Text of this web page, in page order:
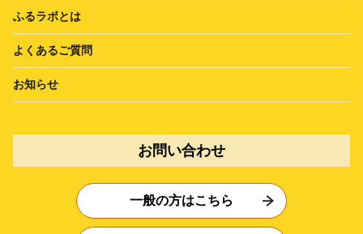
ふるラボとは
よくあるご質問
お知らせ
お問い合わせ
一般の方はこちら